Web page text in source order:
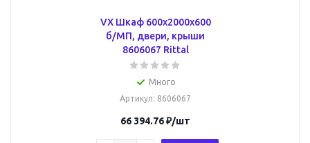
VX Шкаф 600x2000x600
б/МП, двери, крыши
8606067 Rittal
Много
Артикул: 8606067
66 394.76₽/шт